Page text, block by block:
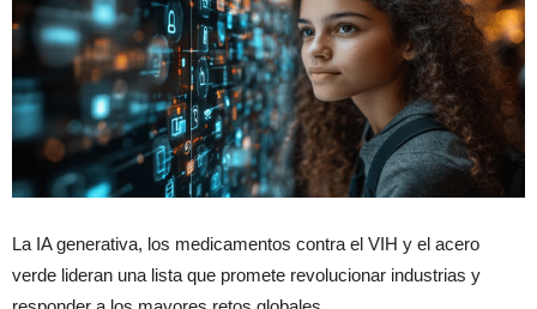
La IA generativa, los medicamentos contra el VIH y el acero
verde lideran una lista que promete revolucionar industrias y